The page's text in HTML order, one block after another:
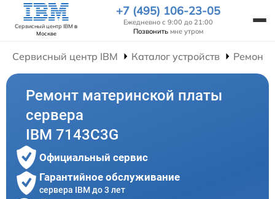
Сервисный центр IBM в
Москве
+7 (495) 106-23-05
Ежедневно с 9:00 до 21:00
Позвонить мне утром
Сервисный центр IBM Каталог устройств Ремонт
Ремонт материнской платы
сервера
IBM 7143C3G
Официальный сервис
Гарантийное обслуживание
сервера IBM до 3 лет